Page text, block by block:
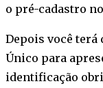
o pré-cadastro
Depois você terá
Único para
identificação